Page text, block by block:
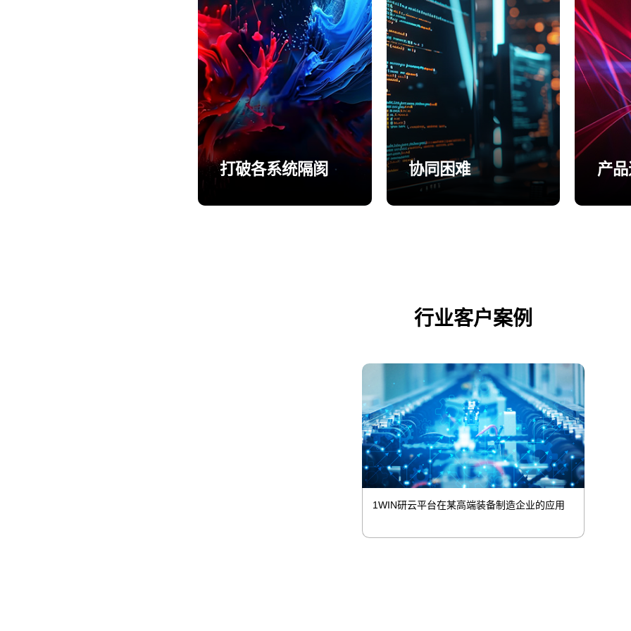
打破各系统隔阂 协同困难 产
行业客户案例
1WIN研云平台在某高端装备制造企业的应用